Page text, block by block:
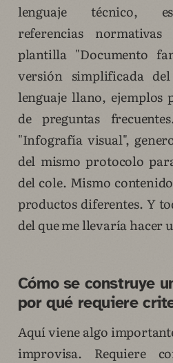
lenguaje técnico,
referencias
plantilla "Documento
versión simplificada
lenguaje llano, ejemplos
de preguntas
"Infografía visual",
del mismo protocolo
del cole. Mismo
productos diferentes. Y
del que me llevaría hacer
Cómo se construye
por qué requiere
Aquí viene algo
improvisa. Requiere